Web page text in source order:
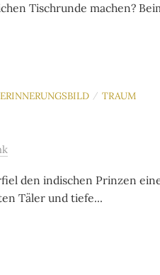
Tischrunde machen?
ERINNERUNGSBILD / TRAUM
den indischen Prinzen
Täler und tiefe...